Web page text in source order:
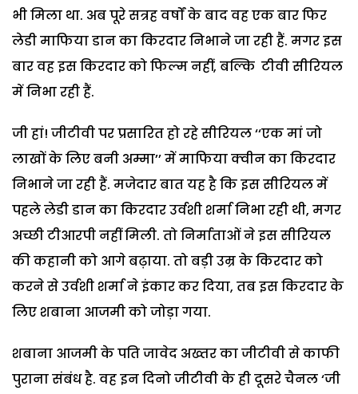
भी मिला था. अब पूरे सत्रह वर्षों के बाद वह एक बार फिर
लेडी माफिया डान का किरदार निभाने जा रही हैं. मगर इस
बार वह इस किरदार को फिल्म नहीं, बल्कि टीवी सीरियल
में निभा रही हैं.
जी हां! जीटीवी पर प्रसारित हो रहे सीरियल ‘‘एक मां जो
लाखों के लिए बनी अम्मा’’ में माफिया क्वीन का किरदार
निभाने जा रही हैं. मजेदार बात यह है कि इस सीरियल में
पहले लेडी डान का किरदार उर्वशी शर्मा निभा रही थी, मगर
अच्छी टीआरपी नहीं मिली. तो निर्माताओं ने इस सीरियल
की कहानी को आगे बढ़ाया. तो बड़ी उम्र के किरदार को
करने से उर्वशी शर्मा ने इंकार कर दिया, तब इस किरदार के
लिए शबाना आजमी को जोड़ा गया.
शबाना आजमी के पति जावेद अख्तर का जीटीवी से काफी
पुराना संबंध है. वह इन दिनो जीटीवी के ही दूसरे चैनल ‘जी